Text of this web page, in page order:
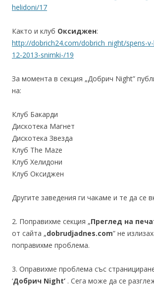
helidoni/17
Както и клуб Оксиджен:
http://dobrich24.com/dobrich_night/spens-
12-2013-snimki-/19
За момента в секция „Добрич Night”
на:
Клуб Бакарди
Дискотека Магнет
Дискотека Звезда
Клуб The Maze
Клуб Хелидони
Клуб Оксиджен
Другите заведения ги чакаме и те да се
2. Поправихме секция „Преглед на
от сайта „dobrudjadnes.com” не
поправихме проблема.
3. Оправихме проблема със
‘Добрич Night’ . Сега може да се